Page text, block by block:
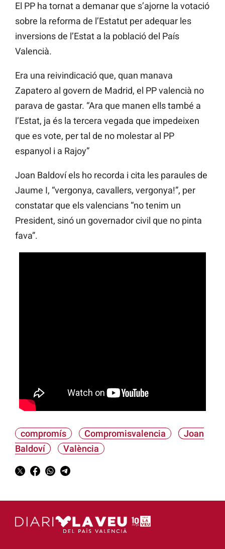
El PP ha tornat a demanar que s’ajorne la votació
sobre la reforma de l’Estatut per adequar les
inversions de l’Estat a la població del País
Valencià.
Era una reivindicació que, quan manava
Zapatero al govern de Madrid, el PP valencià no
parava de gastar. “Ara que manen ells també a
l’Estat, ja és la tercera vegada que impedeixen
que es vote, per tal de no molestar al PP
espanyol i a Rajoy”
Joan Baldoví els ho recorda i cita les paraules de
Jaume I, “vergonya, cavallers, vergonya!”, per
constatar que els valencians “no tenim un
President, sinó un governador civil que no pinta
fava”.
compromís Compromisvalencia
Joan
Baldoví
València